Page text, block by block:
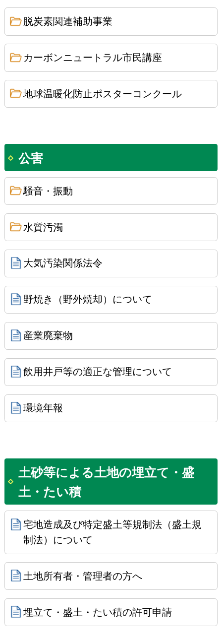
脱炭素関連補助事業
カーボンニュートラル市民講座
地球温暖化防止ポスターコンクール
公害
騒音・振動
水質汚濁
大気汚染関係法令
野焼き（野外焼却）について
産業廃棄物
飲用井戸等の適正な管理について
環境年報
土砂等による土地の埋立て・盛
土・たい積
宅地造成及び特定盛土等規制法（盛土規
制法）について
土地所有者・管理者の方へ
埋立て・盛土・たい積の許可申請